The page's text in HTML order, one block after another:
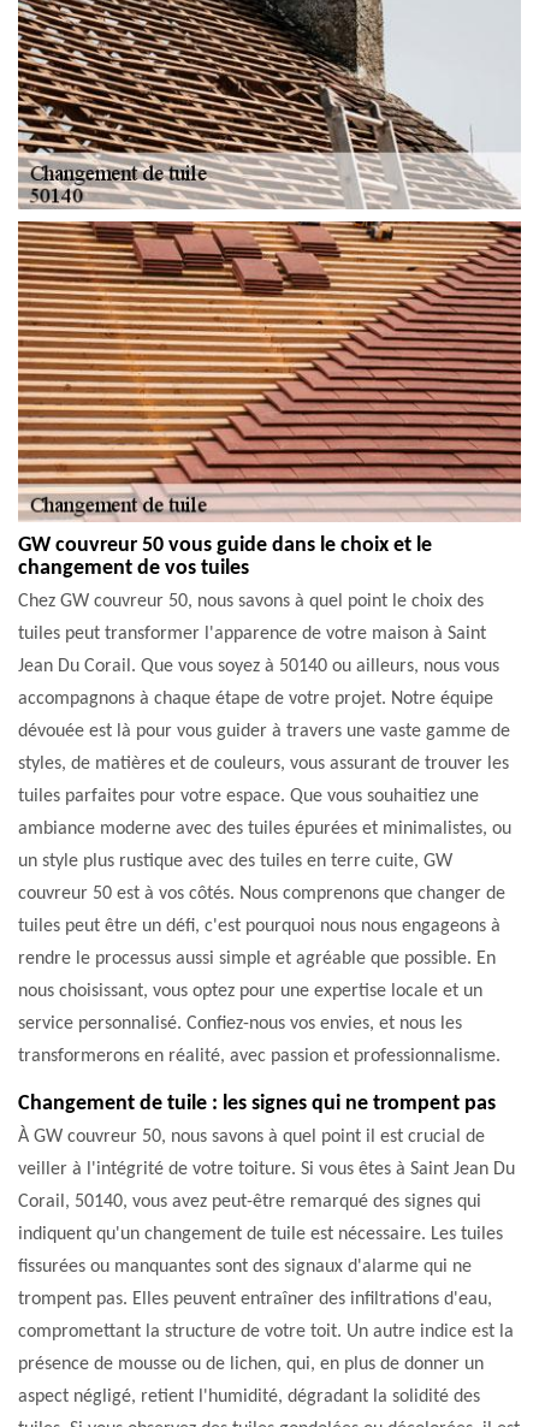
GW couvreur 50 vous guide dans le choix et le
changement de vos tuiles
Chez GW couvreur 50, nous savons à quel point le choix des
tuiles peut transformer l'apparence de votre maison à Saint
Jean Du Corail. Que vous soyez à 50140 ou ailleurs, nous vous
accompagnons à chaque étape de votre projet. Notre équipe
dévouée est là pour vous guider à travers une vaste gamme de
styles, de matières et de couleurs, vous assurant de trouver les
tuiles parfaites pour votre espace. Que vous souhaitiez une
ambiance moderne avec des tuiles épurées et minimalistes, ou
un style plus rustique avec des tuiles en terre cuite, GW
couvreur 50 est à vos côtés. Nous comprenons que changer de
tuiles peut être un défi, c'est pourquoi nous nous engageons à
rendre le processus aussi simple et agréable que possible. En
nous choisissant, vous optez pour une expertise locale et un
service personnalisé. Confiez-nous vos envies, et nous les
transformerons en réalité, avec passion et professionnalisme.
Changement de tuile : les signes qui ne trompent pas
À GW couvreur 50, nous savons à quel point il est crucial de
veiller à l'intégrité de votre toiture. Si vous êtes à Saint Jean Du
Corail, 50140, vous avez peut-être remarqué des signes qui
indiquent qu'un changement de tuile est nécessaire. Les tuiles
fissurées ou manquantes sont des signaux d'alarme qui ne
trompent pas. Elles peuvent entraîner des infiltrations d'eau,
compromettant la structure de votre toit. Un autre indice est la
présence de mousse ou de lichen, qui, en plus de donner un
aspect négligé, retient l'humidité, dégradant la solidité des